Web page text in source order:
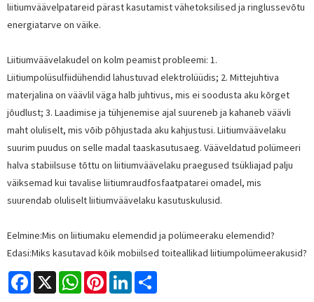
liitiumväävelpatareid pärast kasutamist vähetoksilised ja ringlussevõtu
energiatarve on väike.
Liitiumväävelakudel on kolm peamist probleemi: 1.
Liitiumpolüsulfiidühendid lahustuvad elektrolüüdis; 2. Mittejuhtiva
materjalina on väävlil väga halb juhtivus, mis ei soodusta aku kõrget
jõudlust; 3. Laadimise ja tühjenemise ajal suureneb ja kahaneb väävli
maht oluliselt, mis võib põhjustada aku kahjustusi. Liitiumväävelaku
suurim puudus on selle madal taaskasutusaeg. Vääveldatud polümeeri
halva stabiilsuse tõttu on liitiumväävelaku praegused tsükliajad palju
väiksemad kui tavalise liitiumraudfosfaatpatarei omadel, mis
suurendab oluliselt liitiumväävelaku kasutuskulusid.
Eelmine:Mis on liitiumaku elemendid ja polümeeraku elemendid?
Edasi:Miks kasutavad kõik mobiilsed toiteallikad liitiumpolümeerakusid?
Facebook
X WhatsAppPinterestLinkedIn